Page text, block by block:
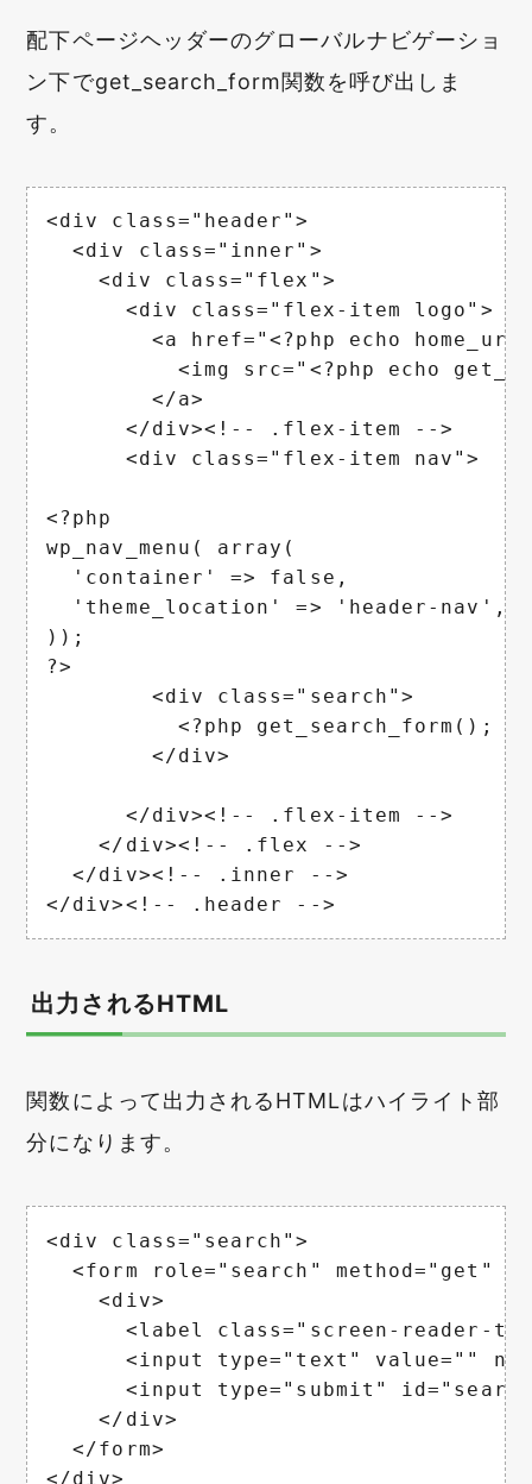
配下ページヘッダーのグローバルナビゲーショ
ン下でget_search_form関数を呼び出しま
す。
<div class="header">
  <div class="inner">
    <div class="flex">
      <div class="flex-item logo">
<a href="<?php echo
<img src="<?php echo
        </a>
      </div><!-- .flex-item -->
      <div class="flex-item nav">
<?php
wp_nav_menu( array(
  'container' => false,
  'theme_location' => 'header-nav',
));
?>
        <div class="search">
          <?php get_search_form(); ?>
        </div>
      </div><!-- .flex-item -->
    </div><!-- .flex -->
  </div><!-- .inner -->
</div><!-- .header -->
出力されるHTML
関数によって出力されるHTMLはハイライト部
分になります。
<div class="search">
<form role="search" method="get"
    <div>
<label class="screen-reader-
<input type="text" value=""
<input type="submit"
    </div>
  </form>
</div>